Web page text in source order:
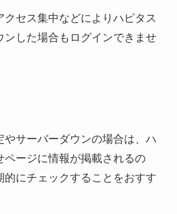
クセス集中などによりハピタス
ンした場合もログインできませ
やサーバーダウンの場合は、ハ
ページに情報が掲載されるの
的にチェックすることをおすす